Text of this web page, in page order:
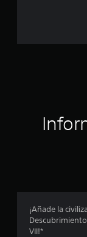
¡Añade la
VII!*